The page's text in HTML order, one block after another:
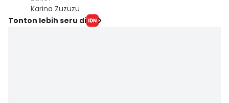
Karina Zuzuzu
Tonton lebih seru di